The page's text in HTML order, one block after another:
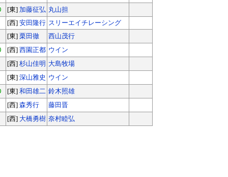
[東] 加藤征弘 丸山担
[西] 安田隆行 スリーエイチレーシング
[東] 栗田徹
西山茂行
[西] 西園正都 ウイン
[西] 杉山佳明 大島牧場
[東] 深山雅史 ウイン
[東] 和田雄二 鈴木照雄
[西] 森秀行
藤田晋
[西] 大橋勇樹 奈村睦弘